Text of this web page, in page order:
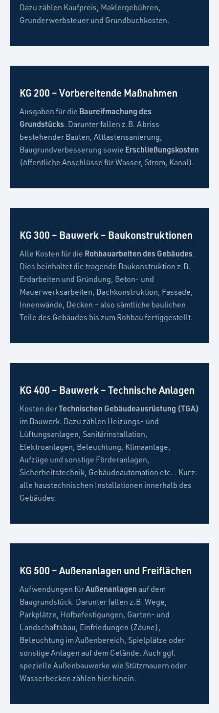
Dazu zählen Kaufpreis, Maklergebühren,
Grunderwerbsteuer und Grundbuchkosten.
KG 200 – Vorbereitende Maßnahmen
Ausgaben für die Baureifmachung des
Grundstücks. Darunter fallen z.B. Abriss
bestehender Bauten, Altlastensanierung,
Baugrundverbesserung sowie Erschließungskosten
(öffentliche Anschlüsse für Wasser, Strom, Kanal).
KG 300 – Bauwerk – Baukonstruktionen
Alle Kosten für die Rohbauarbeiten des Gebäudes.
Dies beinhaltet die tragende Baukonstruktion z.B.
Erdarbeiten und Gründung, Beton- und
Mauerwerksarbeiten, Dachkonstruktion, Fassade,
Innenwände, Decken – also sämtliche baulichen
Teile des Gebäudes bis zum Rohbau fertiggestellt.
KG 400 – Bauwerk – Technische Anlagen
Kosten derTechnischen Gebäudeausrüstung (TGA)
im Bauwerk. Dazu zählen Heizungs- und
Lüftungsanlagen, Sanitärinstallation,
Elektroanlagen, Beleuchtung, Klimaanlage,
Aufzüge und sonstige Förderanlagen,
Sicherheitstechnik, Gebäudeautomation etc. . Kurz:
alle haustechnischen Installationen innerhalb des
Gebäudes.
KG 500 – Außenanlagen und Freiflächen
Aufwendungen fürAußenanlagen auf dem
Baugrundstück. Darunter fallen z.B. Wege,
Parkplätze, Hofbefestigungen, Garten- und
Landschaftsbau, Einfriedungen (Zäune),
Beleuchtung im Außenbereich, Spielplätze oder
sonstige Anlagen auf dem Gelände. Auch ggf.
spezielle Außenbauwerke wie Stützmauern oder
Wasserbecken zählen hier hinein.